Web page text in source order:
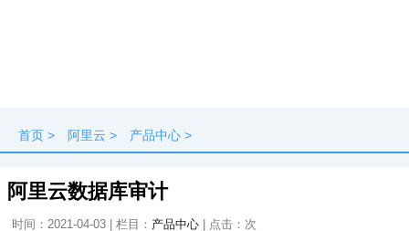
首页 > 阿里云 > 产品中心 >
阿里云数据库审计
时间：2021-04-03 | 栏目： 产品中心 | 点击： 次